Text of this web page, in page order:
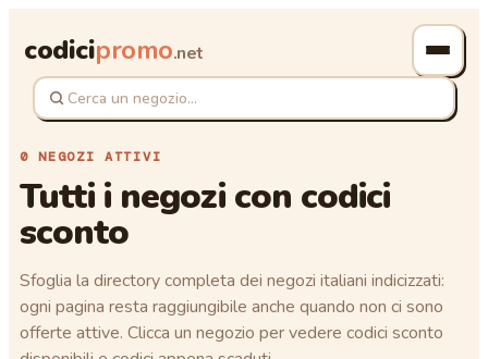
codicipromo.net
0 NEGOZI ATTIVI
Tutti i negozi con codici
sconto
Sfoglia la directory completa dei negozi italiani indicizzati:
ogni pagina resta raggiungibile anche quando non ci sono
offerte attive. Clicca un negozio per vedere codici sconto